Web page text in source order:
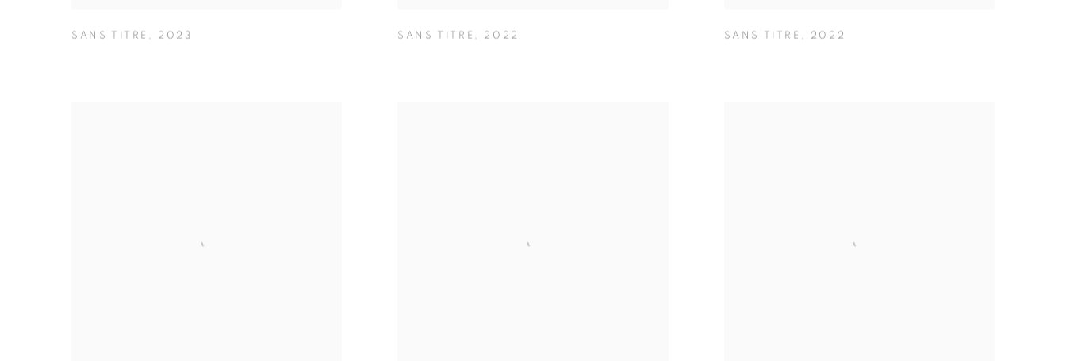
SANS TITRE , 2023 SANS TITRE , 2022 SANS TITRE , 2022